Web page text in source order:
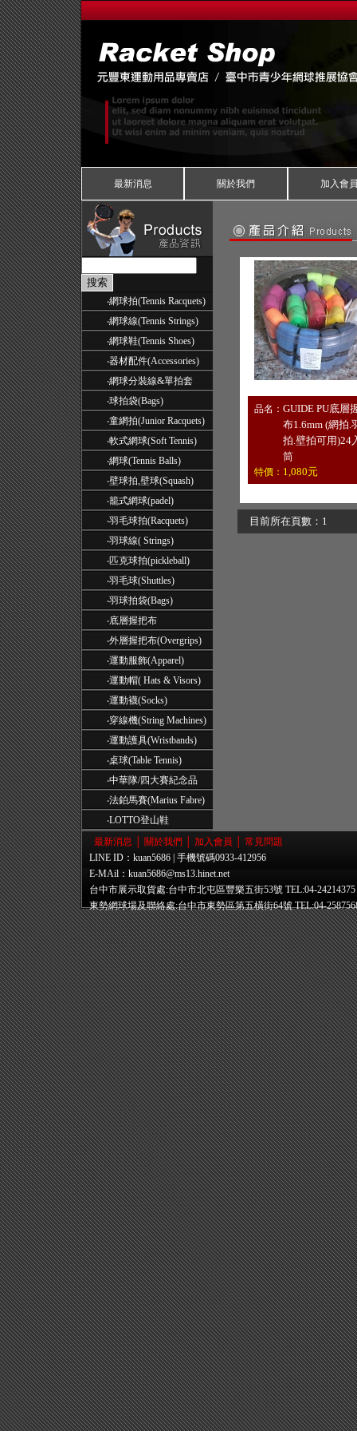
最新消息 關於我們 加入會
‧網球拍(Tennis Racquets)
‧網球線(Tennis Strings)
‧網球鞋(Tennis Shoes)
‧器材配件(Accessories)
‧網球分裝線&單拍套
‧球拍袋(Bags)
‧童網拍(Junior Racquets)
‧軟式網球(Soft Tennis)
‧網球(Tennis Balls)
‧壁球拍,壁球(Squash)
‧籠式網球(padel)
‧羽毛球拍(Racquets)
‧羽球線( Strings)
‧匹克球拍(pickleball)
‧羽毛球(Shuttles)
‧羽球拍袋(Bags)
‧底層握把布
‧外層握把布(Overgrips)
‧運動服飾(Apparel)
‧運動帽( Hats & Visors)
‧運動襪(Socks)
‧穿線機(String Machines)
‧運動護具(Wristbands)
‧桌球(Table Tennis)
‧中華隊/四大賽紀念品
‧法鉑馬賽(Marius Fabre)
‧LOTTO登山鞋
品名： GUIDE PU底層
布1.6mm (網拍.
拍.壁拍可用)24
筒
特價： 1,080元
目前所在頁數：1
最新消息 關於我們 加入會員
常見問題
LINE ID：kuan5686 | 手機號碼0933-412956
E-MAil： kuan5686@ms13.hinet.net
台中市展示取貨處:台中市北屯區豐樂五街53號 TEL:04-24214375
東勢網球場及聯絡處:台中市東勢區第五橫街64號 TEL:04-